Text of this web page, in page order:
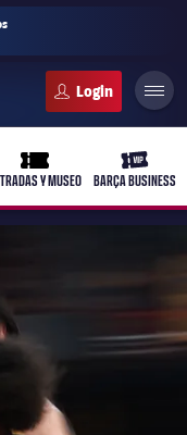
ticket-full
Y MUSEO
ticket-
BARÇA BUSINESS